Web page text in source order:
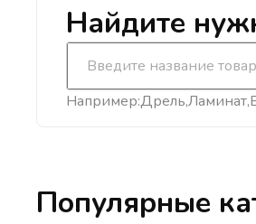
Найдите
Например:ДрельЛаминат
Популярные